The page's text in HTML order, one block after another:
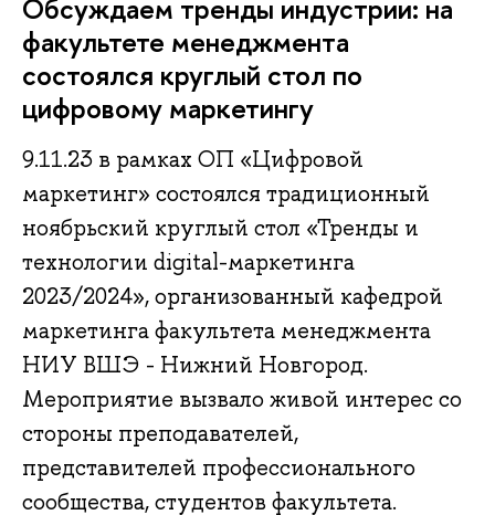
Обсуждаем тренды индустрии: на
факультете менеджмента
состоялся круглый стол по
цифровому маркетингу
9.11.23 в рамках ОП «Цифровой
маркетинг» состоялся традиционный
ноябрьский круглый стол «Тренды и
технологии digital-маркетинга
2023/2024», организованный кафедрой
маркетинга факультета менеджмента
НИУ ВШЭ - Нижний Новгород.
Мероприятие вызвало живой интерес со
стороны преподавателей,
представителей профессионального
сообщества, студентов факультета.